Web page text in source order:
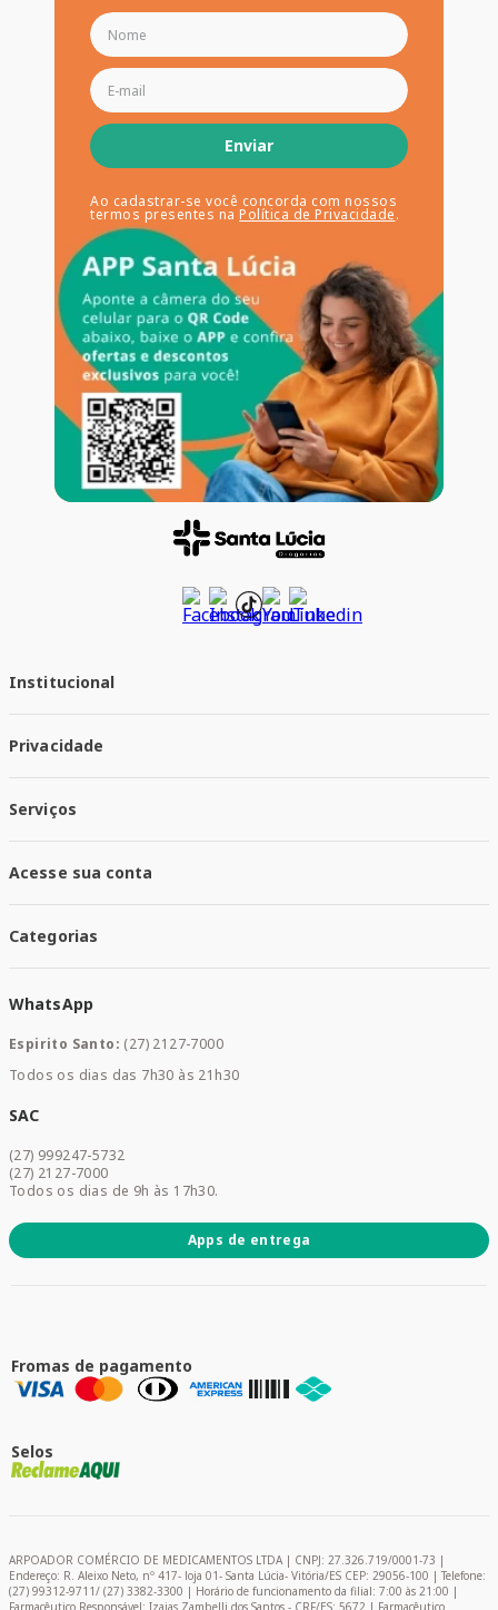
Enviar
Ao cadastrar-se você concorda com nossos
termos presentes na Política de Privacidade.
Institucional
Trabalhe conosco
Responsabilidade Social
Nossas Lojas
Privacidade
Política de Entrega
Trocas e Devoluções
Serviços
Santa Mais Exames
Santa Mais Serviços
Santa Mais Convenios
Acesse sua conta
Meus Pedidos
Categorias
Saúde e Bem-estar
Mamães e Bebê
Dermocosméticos
Promoções
WhatsApp
Espirito Santo: (27) 2127-7000
Todos os dias das 7h30 às 21h30
SAC
(27) 999247-5732
(27) 2127-7000
Todos os dias de 9h às 17h30.
Apps de entrega
Fromas de pagamento
Selos
ARPOADOR COMÉRCIO DE MEDICAMENTOS LTDA | CNPJ: 27.326.719/0001-73 |
Endereço: R. Aleixo Neto, nº 417- loja 01- Santa Lúcia- Vitória/ES CEP: 29056-100 | Telefone:
(27) 99312-9711/ (27) 3382-3300 | Horário de funcionamento da filial: 7:00 às 21:00 |